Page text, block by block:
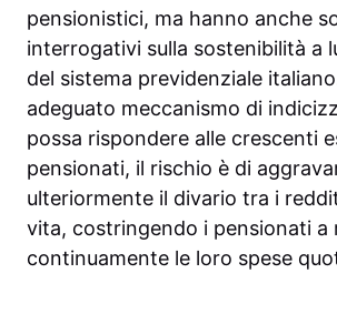
pensionistici, ma hanno anche
interrogativi sulla sostenibilità a
del sistema previdenziale
adeguato meccanismo di
possa rispondere alle crescenti
pensionati, il rischio è di
ulteriormente il divario tra i
vita, costringendo i pensionati a
continuamente le loro spese